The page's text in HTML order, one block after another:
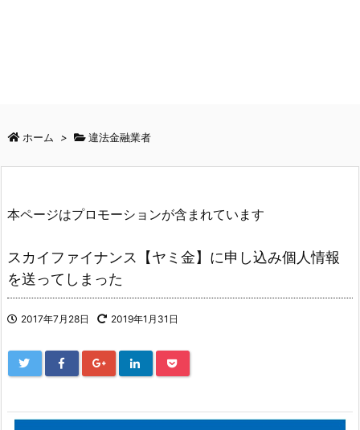
ホーム > 違法金融業者
本ページはプロモーションが含まれています
スカイファイナンス【ヤミ金】に申し込み個人情報
を送ってしまった
2017年7月28日 2019年1月31日